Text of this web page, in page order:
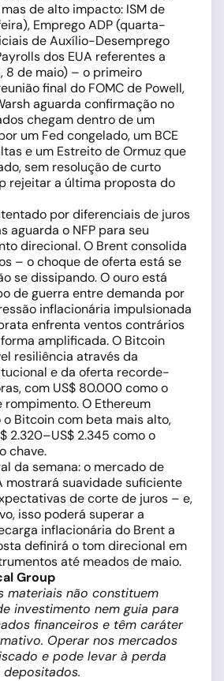
de alto impacto: ISM de
Emprego ADP (quarta-
de Auxílio-Desemprego
dos EUA referentes a
de maio) – o primeiro
final do FOMC de Powell,
aguarda confirmação no
chegam dentro de um
um Fed congelado, um BCE
e um Estreito de Ormuz que
sem resolução de curto
rejeitar a última proposta do
por diferenciais de juros
aguarda o NFP para seu
direcional. O Brent consolida
– o choque de oferta está se
se dissipando. O ouro está
de guerra entre demanda por
inflacionária impulsionada
enfrenta ventos contrários
amplificada. O Bitcoin
resiliência através da
e da oferta recorde-
com US$ 80.000 como o
O Ethereum
Bitcoin com beta mais alto,
2.320–US$ 2.345 como o
chave.
da semana: o mercado de
mostrará suavidade suficiente
de corte de juros – e,
isso poderá superar a
inflacionária do Brent a
definirá o tom direcional em
até meados de maio.
Group
materiais não constituem
investimento nem guia para
financeiros e têm caráter
Operar nos mercados
e pode levar à perda